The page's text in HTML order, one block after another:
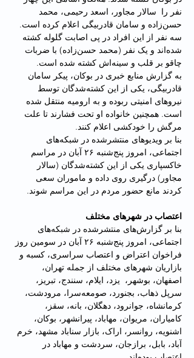
نفر را  سالار مجاور، اسعد رحیمی، محمد
حسن‌زادە و سامان قادربیگی اعلام کرده است.
سه نفر از این افراد در پی اصابت گلوله کشته
شده‌اند و یک نفر (محمد حسن‌زاده) با ضربات
چاقو بر قلب و سینه‌اش کشته شده است.
به گزارش منابع خبری در بوکان، پیکر سامان
قادربیگی، یکی از این کشته‌شدگان توسط
نیروهای امنیتی ربوده و به ارومیه منتقل شده
است. همچنین خانواده او تحت فشارند تا علت
مرگش را خودکشی اعلام کنند.
بنا بر ویدیوهای منتشرشده در شبکه‌های
اجتماعی، امروز پنج‌شنبه ۲۶ آبان در مراسم
خاکسپاری یکی از این کشته‌شدگان (سالار
مجاور) درگیری روی داده و ماموران سعی
کردند مانع حضور مردم در این مراسم شوند.
اعتصاب در شهرهای مختلف
بنا بر گزارش‌های منتشرشده در شبکه‌های
اجتماعی، امروز پنج‌شنبه ۲۶ آبان در سومین روز
فراخوان اعتراض و اعتصاب سراسری، کسبه و
بازاریان شهرهای مختلف از جمله تهران،
اصفهان، بوشهر،  یزد، ایلام، سنندج، تبریز،
سرپل ذهاب، بجنورد، صومعه‌سرا، مرودشت،
کرمانشاه، جوانرود، دهگلان، بانه، سقز،
کامیاران، مریوان، مهاباد، پیرانشهر، بوکان،
اشنویه، روانسر، اراک، بازار سناباد مشهد، خرم
آباد، بابل، برازجان، سردشت و مهاباد در